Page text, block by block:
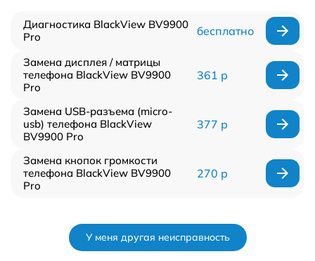
Диагностика BlackView BV9900
Pro
бесплатно
Замена дисплея / матрицы
телефона BlackView BV9900
Pro
361 р
Замена USB-разъема (micro-
usb) телефона BlackView
BV9900 Pro
377 р
Замена кнопок громкости
телефона BlackView BV9900
Pro
270 р
У меня другая неисправность